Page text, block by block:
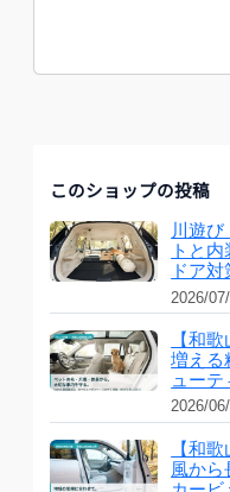
このショップの投稿
川遊
トと
ドア対
2026/
【和
増え
ュー
2026/
【和
風か